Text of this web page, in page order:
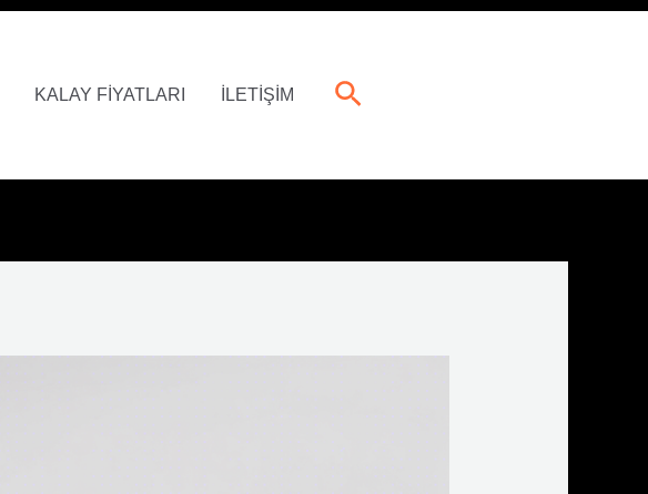
KALAY FİYATLARI İLETİŞİM Arama